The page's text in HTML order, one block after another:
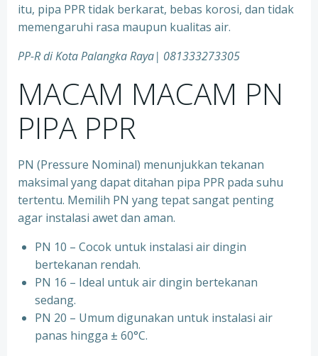
itu, pipa PPR tidak berkarat, bebas korosi, dan tidak
memengaruhi rasa maupun kualitas air.
PP-R di KotaPalangka Raya| 081333273305
MACAM MACAM PN
PIPA PPR
PN (Pressure Nominal) menunjukkan tekanan
maksimal yang dapat ditahan pipa PPR pada suhu
tertentu. Memilih PN yang tepat sangat penting
agar instalasi awet dan aman.
PN 10 – Cocok untuk instalasi air dingin
bertekanan rendah.
⁠PN 16 – Ideal untuk air dingin bertekanan
sedang.
⁠PN 20 – Umum digunakan untuk instalasi air
panas hingga ± 60°C.